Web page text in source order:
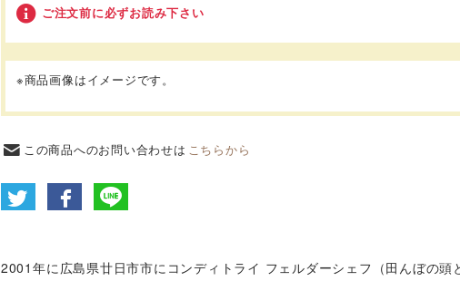
ご注文前に必ずお読み下さい
※商品画像はイメージです。
この商品へのお問い合わせは こちらから
2001年に広島県廿日市市にコンディトライ フェルダーシェフ（田んぼの頭